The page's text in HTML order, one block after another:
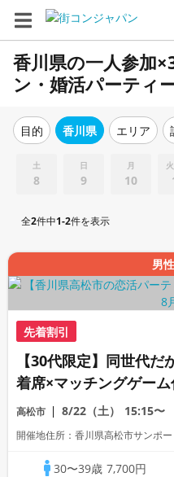
香川県の一人参加
ン・婚活パーティ
目的 香川県 エリア
土
8
日
9
月
10
全2件中1-2件を表示
男
先着割引
【30代限定】同世代
着席×マッチングゲー
ン
高松市 8/22（土） 15:15〜
開催地住所：香川県高松市サンポ
30〜39歳 7,700円